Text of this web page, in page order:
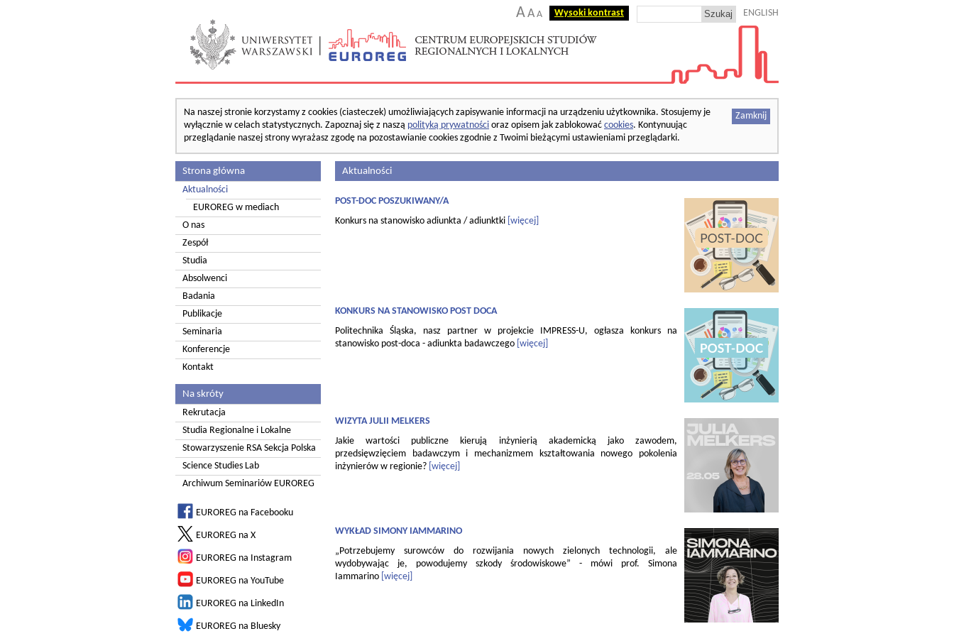
AA A Wysoki kontrast ENGLISH
Zamknij
Na naszej stronie korzystamy z cookies (ciasteczek) umożliwiających zapisywanie informacji na urządzeniu użytkownika. Stosujemy je
wyłącznie w celach statystycznych. Zapoznaj się z naszą polityką prywatności oraz opisem jak zablokować cookies. Kontynuując
przeglądanie naszej strony wyrażasz zgodę na pozostawianie cookies zgodnie z Twoimi bieżącymi ustawieniami przeglądarki.
Strona główna
Aktualności
EUROREG w mediach
O nas
Zespół
Studia
Absolwenci
Badania
Publikacje
Seminaria
Konferencje
Kontakt
Na skróty
Rekrutacja
Studia Regionalne i Lokalne
Stowarzyszenie RSA Sekcja Polska
Science Studies Lab
Archiwum Seminariów EUROREG
EUROREG na Facebooku
EUROREG na X
EUROREG na Instagram
EUROREG na YouTube
EUROREG na LinkedIn
EUROREG na Bluesky
Aktualności
POST-DOC POSZUKIWANY/A
Konkurs na stanowisko adiunkta / adiunktki [więcej]
KONKURS NA STANOWISKO POST DOCA
Politechnika Śląska, nasz partner w projekcie IMPRESS-U, ogłasza konkurs na
stanowisko post-doca - adiunkta badawczego [więcej]
WIZYTA JULII MELKERS
Jakie wartości publiczne kierują inżynierią akademicką jako zawodem,
przedsięwzięciem badawczym i mechanizmem kształtowania nowego pokolenia
inżynierów w regionie? [więcej]
WYKŁAD SIMONY IAMMARINO
„Potrzebujemy surowców do rozwijania nowych zielonych technologii, ale
wydobywając je, powodujemy szkody środowiskowe” - mówi prof. Simona
Iammarino [więcej]